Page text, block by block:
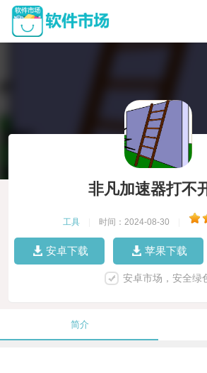
非凡加速器打不
工具 时间：2024-08-30
安卓下载 苹果下载
安卓市场，安全绿
简介